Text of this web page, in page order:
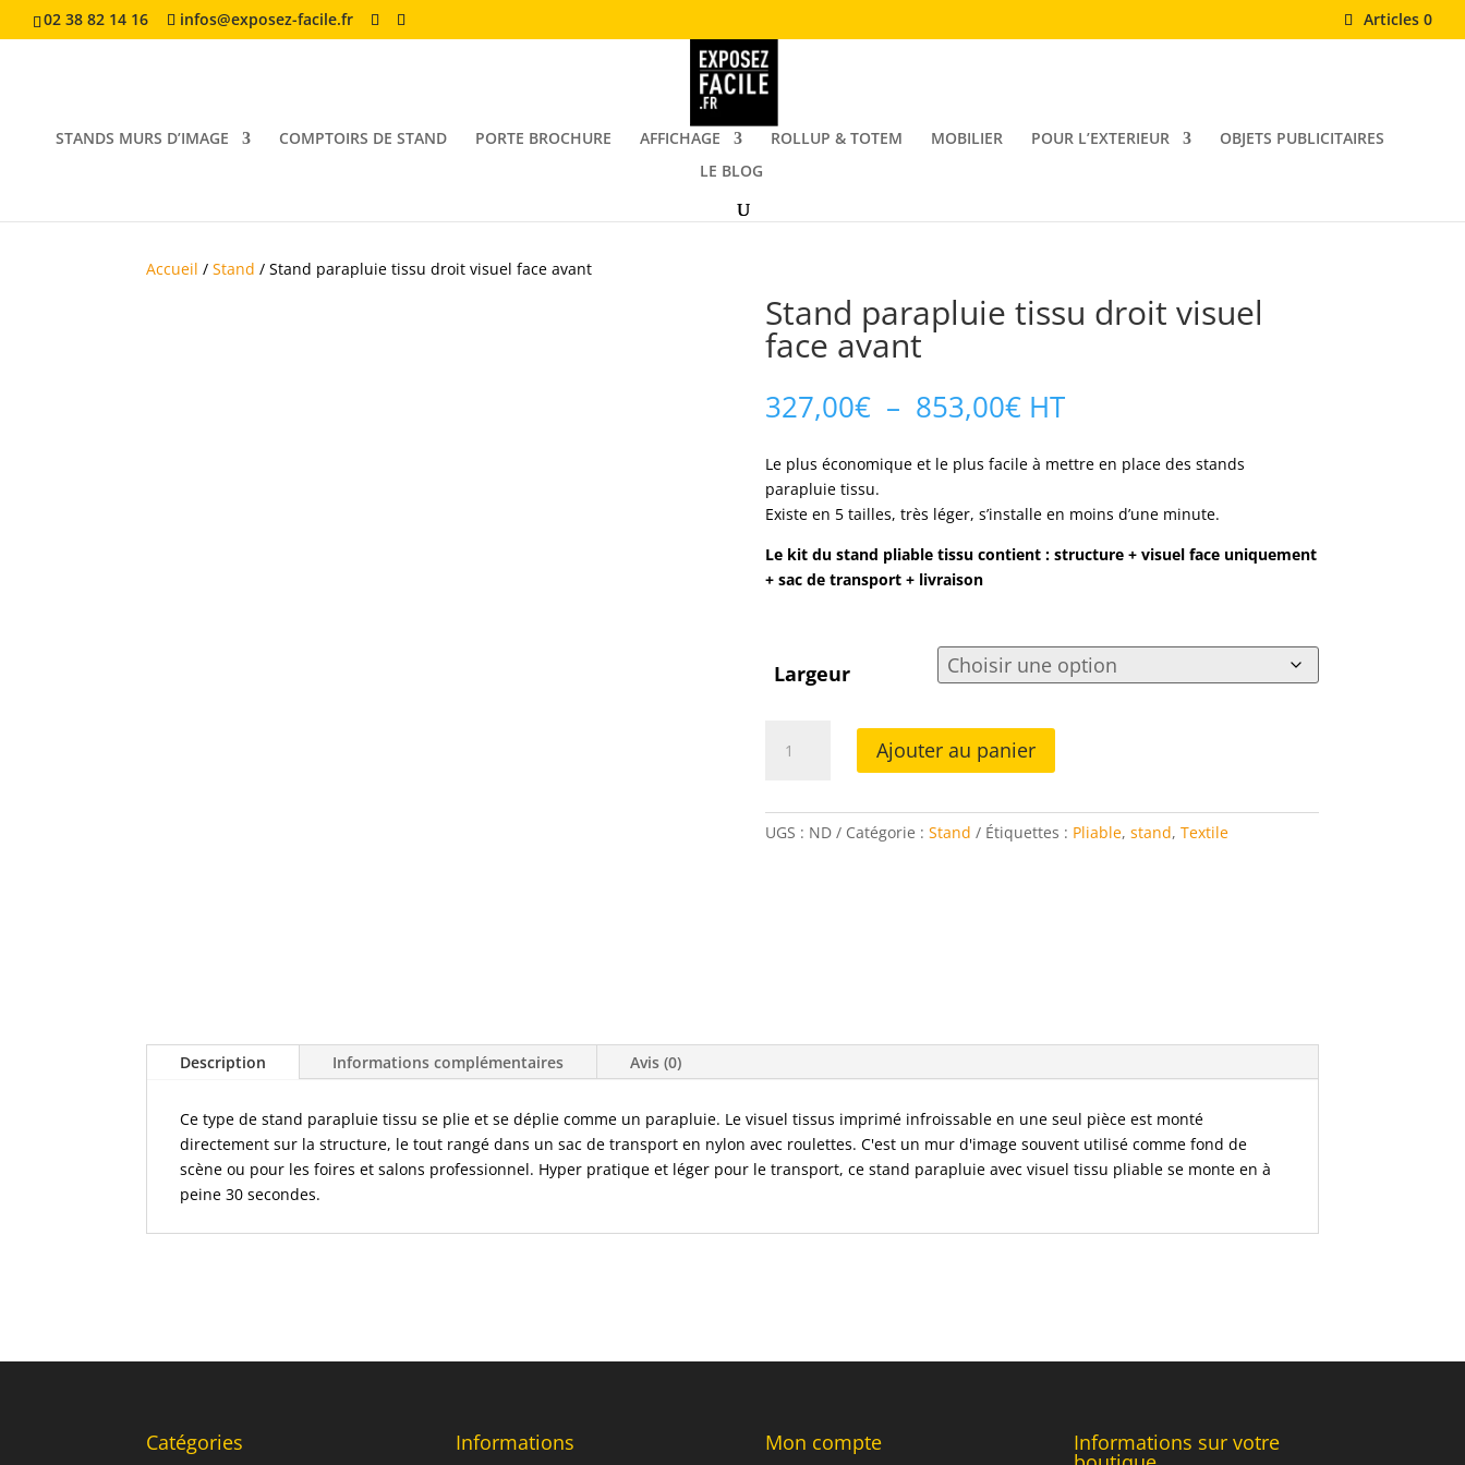
02 38 82 14 16 infos@exposez-facile.fr Articles 0
STANDS MURS D’IMAGE COMPTOIRS DE STAND PORTE BROCHURE AFFICHAGE ROLLUP & TOTEM MOBILIER POUR L’EXTERIEUR
OBJETS PUBLICITAIRES
LE BLOG
Accueil /Stand / Stand parapluie tissu droit visuel face avant
Stand parapluie tissu droit visuel
face avant
327,00€ – 853,00€Plage
de
prix :
327,00€
à
853,00€
HT
Le plus économique et le plus facile à mettre en place des stands
parapluie tissu.
Existe en 5 tailles, très léger, s’installe en moins d’une minute.
Le kit du stand pliable tissu contient : structure + visuel face uniquement
+ sac de transport + livraison
Largeur
tissu
Ajouter au panier
UGS : ND Catégorie : Stand Étiquettes : Pliable, stand, Textile
Description Informations complémentaires Avis (0)
Ce type de stand parapluie tissu se plie et se déplie comme un parapluie. Le visuel tissus imprimé infroissable en une seul pièce est monté
directement sur la structure, le tout rangé dans un sac de transport en nylon avec roulettes. C'est un mur d'image souvent utilisé comme fond de
scène ou pour les foires et salons professionnel. Hyper pratique et léger pour le transport, ce stand parapluie avec visuel tissu pliable se monte en à
peine 30 secondes.
Catégories Informations Mon compte Informations sur votre